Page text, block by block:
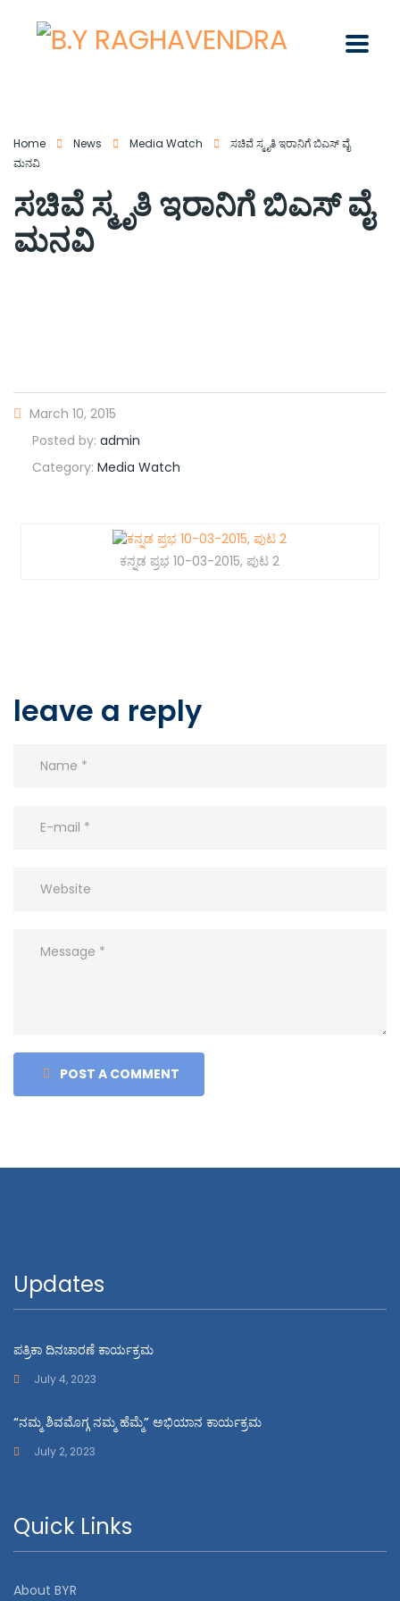
Home News Media Watch
ಸಚಿವೆ ಸ್ಮೃತಿ ಇರಾನಿಗೆ ಬಿಎಸ್ ವೈ
ಮನವಿ
ಸಚಿವೆ ಸ್ಮೃತಿ ಇರಾನಿಗೆ ಬಿಎಸ್ ವೈ
ಮನವಿ
March 10, 2015
Posted by: admin
Category: Media Watch
ಕನ್ನಡ ಪ್ರಭ 10-03-2015, ಪುಟ 2
leave a reply
POST A COMMENT
Updates
ಪತ್ರಿಕಾ ದಿನಚಾರಣೆ ಕಾರ್ಯಕ್ರಮ
July 4, 2023
“ನಮ್ಮ ಶಿವಮೊಗ್ಗ ನಮ್ಮ ಹೆಮ್ಮೆ” ಅಭಿಯಾನ ಕಾರ್ಯಕ್ರಮ
July 2, 2023
Quick Links
About BYR